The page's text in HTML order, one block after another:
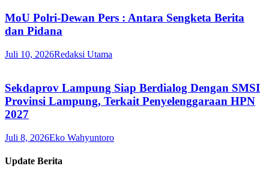
MoU Polri-Dewan Pers : Antara Sengketa Berita
dan Pidana
Juli 10, 2026Redaksi Utama
Sekdaprov Lampung Siap Berdialog Dengan SMSI
Provinsi Lampung, Terkait Penyelenggaraan HPN
2027
Juli 8, 2026Eko Wahyuntoro
Update Berita